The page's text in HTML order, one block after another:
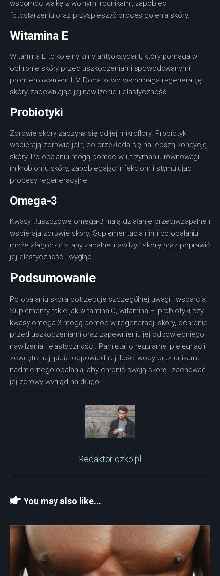
wspomóc walkę z wolnymi rodnikami, zapobiec
fotostarzeniu oraz przyspieszyć proces gojenia skóry.
Witamina E
Witamina E to kolejny silny antyoksydant, który pomaga w
ochronie skóry przed uszkodzeniami spowodowanymi
promieniowaniem UV. Dodatkowo wspomaga regenerację
skóry, zapewniając jej nawilżenie i elastyczność.
Probiotyki
Zdrowie skóry zaczyna się od jej mikroflory. Probiotyki
wspierają zdrowie jelit, co przekłada się na lepszą kondycję
skóry. Po opalaniu mogą pomóc w utrzymaniu równowagi
mikrobiomu skóry, zapobiegając infekcjom i stymulując
procesy regeneracyjne.
Omega-3
Kwasy tłuszczowe omega-3 mają działanie przeciwzapalne i
wspierają zdrowie skóry. Suplementacja nimi po opalaniu
może złagodzić stany zapalne, nawilżyć skórę oraz poprawić
jej elastyczność i wygląd.
Podsumowanie
Po opalaniu skóra potrzebuje szczególnej uwagi i wsparcia.
Suplementy takie jak witamina C, witamina E, probiotyki czy
kwasy omega-3 mogą pomóc w regeneracji skóry, ochronie
przed uszkodzeniami oraz zapewnieniu jej odpowiedniego
nawilżenia i elastyczności. Pamiętaj o regularnej pielęgnacji
zewnętrznej, picie odpowiedniej ilości wody oraz unikaniu
nadmiernego opalania, aby chronić swoją skórę i zachować
jej zdrowy wygląd na długo.
Redaktor qzko.pl
You may also like...